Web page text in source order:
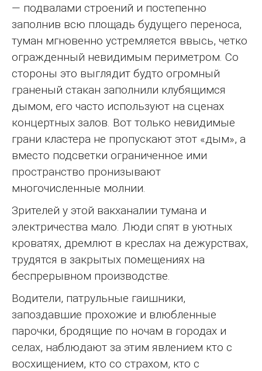
— подвалами строений и постепенно
заполнив всю площадь будущего переноса,
туман мгновенно устремляется ввысь, четко
огражденный невидимым периметром. Со
стороны это выглядит будто огромный
граненый стакан заполнили клубящимся
дымом, его часто используют на сценах
концертных залов. Вот только невидимые
грани кластера не пропускают этот «дым», а
вместо подсветки ограниченное ими
пространство пронизывают
многочисленные молнии.
Зрителей у этой вакханалии тумана и
электричества мало. Люди спят в уютных
кроватях, дремлют в креслах на дежурствах,
трудятся в закрытых помещениях на
беспрерывном производстве.
Водители, патрульные гаишники,
запоздавшие прохожие и влюбленные
парочки, бродящие по ночам в городах и
селах, наблюдают за этим явлением кто с
восхищением, кто со страхом, кто с